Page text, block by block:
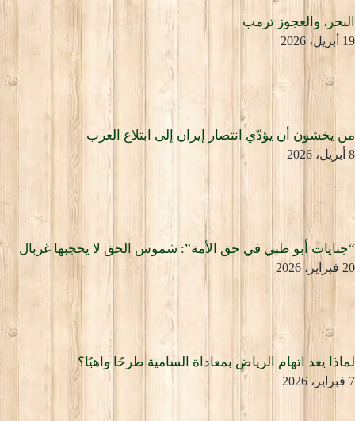
البحر، والعجوز ترمب
19 أبريل، 2026
من يخشون أن يؤدّي انتصار إيران إلى ابتلاع العرب
8 أبريل، 2026
“جنايات أبو ظبي في حق الأمة”: شموس الحق لا يحجبها غربال
20 فبراير، 2026
لماذا يعد اتهام الرياض بمعاداة السامية طرحًا واهيًا؟
7 فبراير، 2026